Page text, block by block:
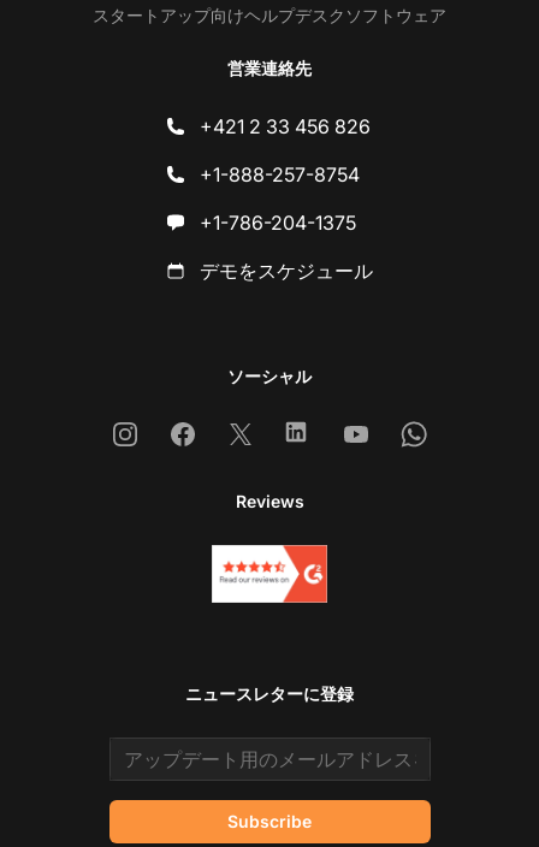
スタートアップ向けヘルプデスクソフトウェア
営業連絡先
+421 2 33 456 826
+1-888-257-8754
+1-786-204-1375
デモをスケジュール
ソーシャル
InstagramFacebook
X LinkedinYoutubeWhatsapp
Reviews
ニュースレターに登録
Email address
Subscribe